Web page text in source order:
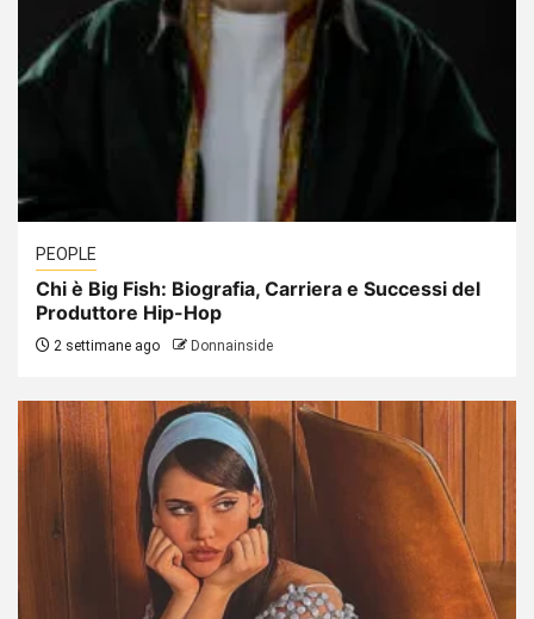
PEOPLE
Chi è Big Fish: Biografia, Carriera e Successi del
Produttore Hip-Hop
2 settimane ago Donnainside